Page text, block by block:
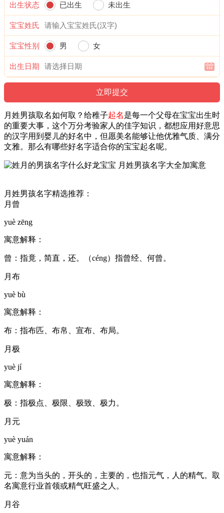
出生状态 已出生 未出生
宝宝姓氏
宝宝性别 男 女
出生日期
月姓男孩取名如何取？给稚子起名是每一个父母在宝宝出生时
的重要大事，这个万分考验家人的佳字知识，都想应用好意思
的汉字用到婴儿的好名中，但愿美名能够让他优雅气质、满分
文雅。那么有哪些好名字适合你的宝宝起名呢。
月姓男孩名字精选推荐：
月曾
yuè zēng
寓意解释：
曾：指竟，简直，还。（céng）指曾经、何曾。
月布
yuè bù
寓意解释：
布：指布匹、布帛、宣布、布局。
月极
yuè jí
寓意解释：
极：指极点、极限、极致、极力。
月元
yuè yuán
寓意解释：
元：意为当头的，开头的，主要的，也指元气，人的精气。取
名寓意行业首领或精气旺盛之人。
月谷